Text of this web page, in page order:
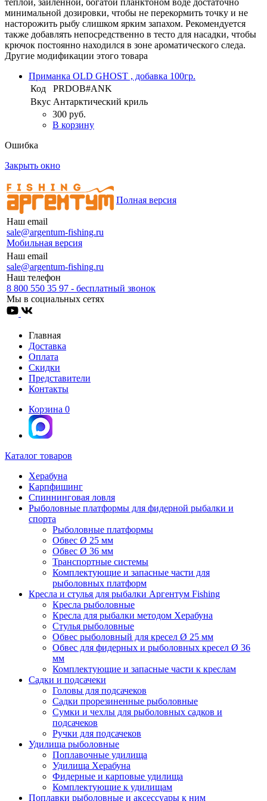
минимальной дозировки, чтобы не перекормить точку и не
насторожить рыбу слишком ярким запахом. Рекомендуется
также добавлять непосредственно в тесто для насадки, чтобы
крючок постоянно находился в зоне ароматического следа.
Другие модификации этого товара
Приманка OLD GHOST , добавка 100гр.
Код
PRDOB#ANK
Вкус Антарктический криль
300 руб.
В корзину
Ошибка
Закрыть окно
Наш email
sale@argentum-fishing.ru
Мобильная версия
Полная версия
Наш email
sale@argentum-fishing.ru
Наш телефон
8 800 550 35 97 - бесплатный звонок
Мы в социальных сетях
Главная
Доставка
Оплата
Скидки
Представители
Контакты
Корзина 0
Каталог товаров
Херабуна
Карпфишинг
Спиннинговая ловля
Рыболовные платформы для фидерной рыбалки и
спорта
Рыболовные платформы
Обвес Ø 25 мм
Обвес Ø 36 мм
Транспортные системы
Комплектующие и запасные части для
рыболовных платформ
Кресла и стулья для рыбалки Аргентум Fishing
Кресла рыболовные
Кресла для рыбалки методом Херабуна
Стулья рыболовные
Обвес рыболовный для кресел Ø 25 мм
Обвес для фидерных и рыболовных кресел Ø 36
мм
Комплектующие и запасные части к креслам
Садки и подсачеки
Головы для подсачеков
Садки прорезиненные рыболовные
Сумки и чехлы для рыболовных садков и
подсачеков
Ручки для подсачеков
Удилища рыболовные
Поплавочные удилища
Удилища Херабуна
Фидерные и карповые удилища
Комплектующие к удилищам
Поплавки рыболовные и аксессуары к ним